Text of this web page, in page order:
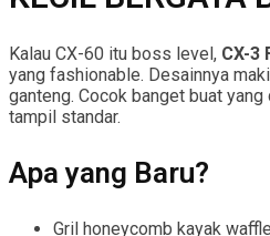
Kalau CX-60 itu boss level, CX-3
yang fashionable. Desainnya
ganteng. Cocok banget buat
tampil standar.
Apa yang Baru?
Gril honeycomb kayak